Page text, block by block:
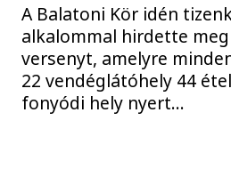
A Balatoni Kör idén
alkalommal hirdette
versenyt, amelyre
22 vendéglátóhely 44
fonyódi hely nyert...